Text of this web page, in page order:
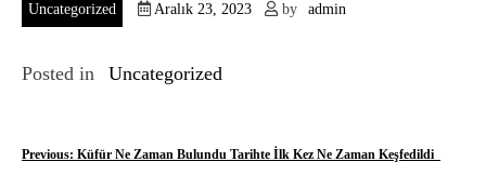
Uncategorized Aralık 23, 2023 by admin
Posted in Uncategorized
Y
Previous: Küfür Ne Zaman Bulundu Tarihte İlk Kez Ne Zaman Keşfedildi_